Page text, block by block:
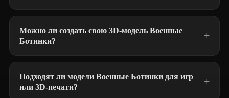
Можно ли создать свою 3D-модель Военные
Ботинки?
Подходят ли модели Военные Ботинки для игр
или 3D-печати?